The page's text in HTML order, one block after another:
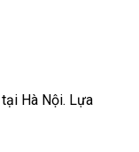
Hà Nội. Lựa